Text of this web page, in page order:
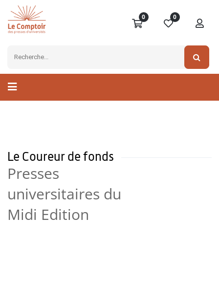
0 0
Le Coureur de fonds
Presses
universitaires du
Midi Edition